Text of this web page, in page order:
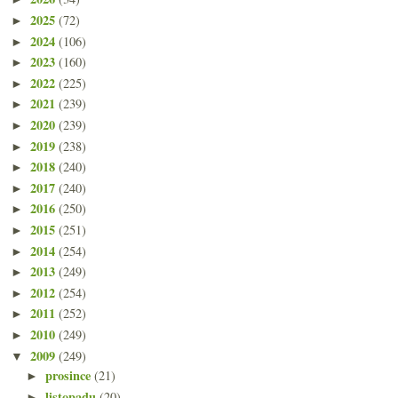
► 2025 (72)
► 2024 (106)
► 2023 (160)
► 2022 (225)
► 2021 (239)
► 2020 (239)
► 2019 (238)
► 2018 (240)
► 2017 (240)
► 2016 (250)
► 2015 (251)
► 2014 (254)
► 2013 (249)
► 2012 (254)
► 2011 (252)
► 2010 (249)
▼ 2009 (249)
►prosince(21)